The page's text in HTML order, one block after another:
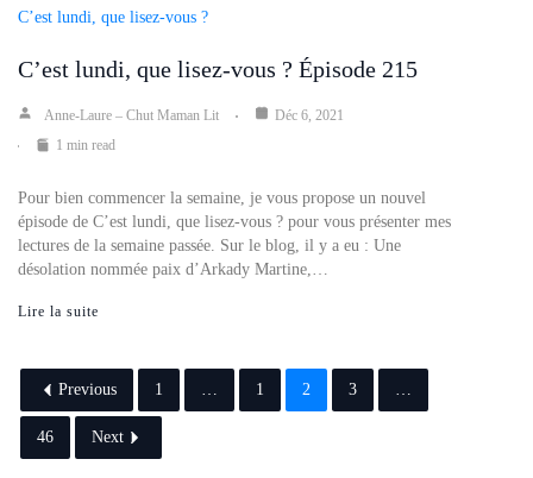
C’est lundi, que lisez-vous ?
C’est lundi, que lisez-vous ? Épisode 215
Anne-Laure – Chut Maman Lit
Déc 6, 2021
1 min read
Pour bien commencer la semaine, je vous propose un nouvel
épisode de C’est lundi, que lisez-vous ? pour vous présenter mes
lectures de la semaine passée. Sur le blog, il y a eu : Une
désolation nommée paix d’Arkady Martine,…
Lire la suite
Previous 1 … 1 2 3 …
46 Next